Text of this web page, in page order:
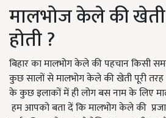
मालभोज केले की
होती ?
बिहार का मालभोग केले की पहचान किसी
कुछ सालों से मालभोग केले की खेती पूरी तरह
के कुछ इलाकों में ही लोग बस नाम के लिए
हम आपको बता दें कि मालभोग केले की